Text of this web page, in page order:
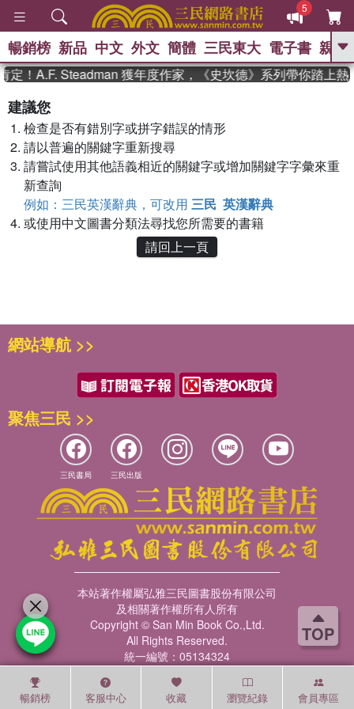
TOP
5
GO
推薦 、 國際布克獎 臺灣漫遊錄
念華
孩：黎曼猜想 、 偉大的迷走神經
暢銷榜 新品 中文 外文 簡體 三民東大 電子書 親子
定！A.F. Steadman 獲年度作家，《史坎德》系列帶你踏上熱
建議您
檢查是否有錯別字或拼字錯誤的情形
請以普遍的關鍵字重新搜尋
請嘗試使用其他語義相近的關鍵字或增加關鍵字字彙來重
新查詢
例如：三民英漢辭典，可改用 三民 英漢辭典
或使用中文圖書分類法尋找您所需要的書籍
請回上一頁
暢銷榜 客服中心 收藏 瀏覽紀錄 會員專區
網站導航 >>
聚焦三民 >>
三民書局 三民出版
本站著作權屬弘雅三民圖書股份有限公司
及相關著作權所有人所有
Copyright © San Min Book Co.,Ltd.
All Rights Reserved.
統一編號：05134324